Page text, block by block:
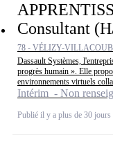
Consultant
78 - VÉLIZY-
Dassault Systèmes,
progrès humain ». Elle
environnements virtuels
Intérim - Non
Publié il y a plus de 30 jours